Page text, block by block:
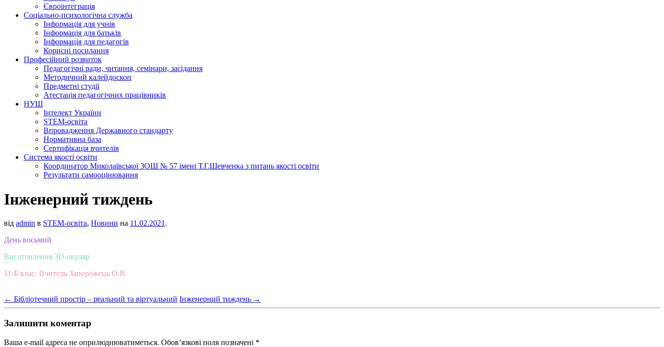
Євроінтеграція
Соціально-психологічна служба
Інформація для учнів
Інформація для батьків
Інформація для педагогів
Корисні посилання
Професійний розвиток
Педагогічні ради, читання, семінари, засідання
Методичний калейдоскоп
Предметні студії
Атестація педагогічних працівників
НУШ
Інтелект України
STEM-освіта
Впровадження Державного стандарту
Нормативна база
Сертифікація вчителів
Система якості освіти
Координатор Миколаївської ЗОШ № 57 імені Т.Г.Шевченка з питань якості освіти
Результати самооцінювання
Інженерний тиждень
від admin в STEM-освіта, Новини на 11.02.2021 .
День восьмий
Виготовлення 3D-окуляр
11-Б клас. Вчитель Запорожець О.В.
← Бібліотечний простір – реальний та віртуальний Інженерний тиждень →
Залишити коментар
Ваша e-mail адреса не оприлюднюватиметься. Обов’язкові поля позначені *